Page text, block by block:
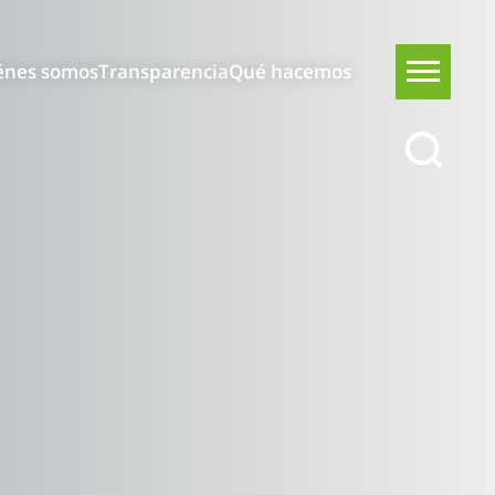
somosTransparenciaQué hacemos